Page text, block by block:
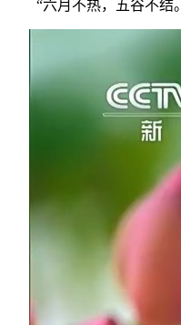
“六月不热，五谷不结。